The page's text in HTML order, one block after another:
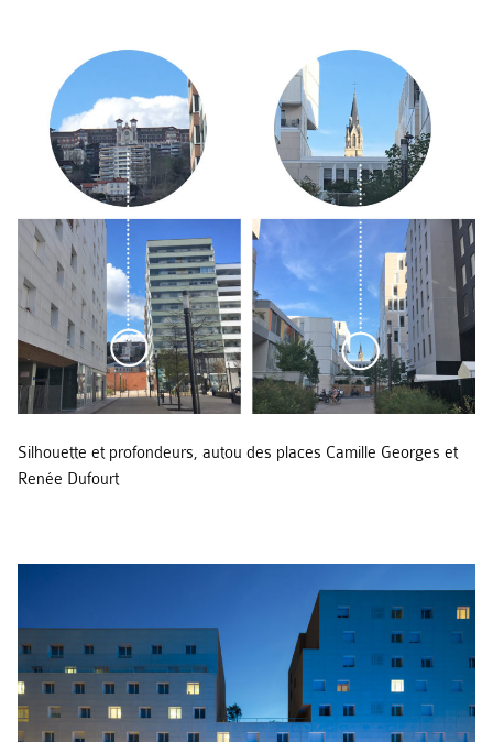
Silhouette et profondeurs, autou des places Camille Georges et
Renée Dufourt